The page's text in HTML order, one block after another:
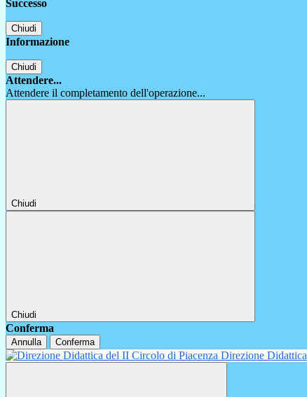
Successo
Chiudi
Informazione
Chiudi
Attendere...
Attendere il completamento dell'operazione...
Chiudi
Chiudi
Conferma
Annulla Conferma
Direzione Didattica